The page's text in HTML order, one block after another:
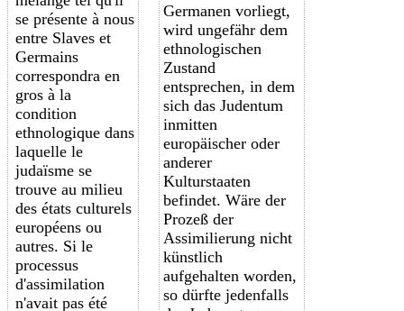
se présente à nous
entre Slaves et
Germains
correspondra en
gros à la
condition
ethnologique dans
laquelle le
judaïsme se
trouve au milieu
des états culturels
européens ou
autres. Si le
processus
d'assimilation
n'avait pas été
Germanen vorliegt,
wird ungefähr dem
ethnologischen
Zustand
entsprechen, in dem
sich das Judentum
inmitten
europäischer oder
anderer
Kulturstaaten
befindet. Wäre der
Prozeß der
Assimilierung nicht
künstlich
aufgehalten worden,
so dürfte jedenfalls